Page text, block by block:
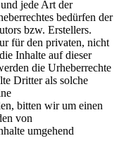
jede Art der
bedürfen der
bzw. Erstellers.
für den privaten, nicht
Inhalte auf dieser
die Urheberrechte
Dritter als solche
bitten wir um einen
von
umgehend